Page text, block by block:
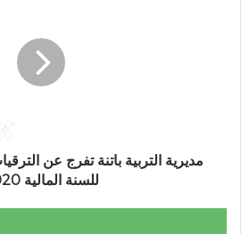
مديرية التربية باتنة تفرج عن
للسنة المالية 2020